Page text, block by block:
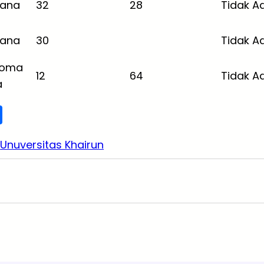
32 28
Tidak
30
Tidak
12 64 Tidak
h
ar
Unuversitas Khairun